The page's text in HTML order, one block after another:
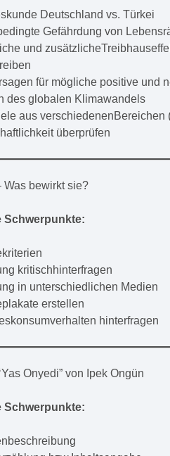
Deutschland vs. Türkei
Gefährdung von
und
für mögliche positive und
des globalen Klimawandels
aus
überprüfen
Was bewirkt sie?
Schwerpunkte:
kritischhinterfragen
in unterschiedlichen Medien
erstellen
hinterfragen
Onyedi” von Ipek Ongün
Schwerpunkte: